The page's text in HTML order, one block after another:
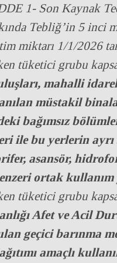
1- Son Kaynak
Tebliğ’in 5 inci
miktarı 1/1/2026
tüketici grubu
mahalli
müstakil
bağımsız
ile bu yerlerin
asansör,
ortak
tüketici grubu
Afet ve Acil
geçici barınma
amaçlı